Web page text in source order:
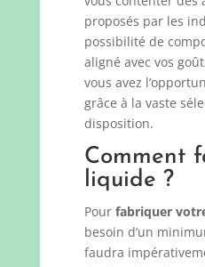
proposés par les
possibilité de
aligné avec vos
vous avez
grâce à la vaste
disposition.
Comment
liquide ?
Pour fabriquer
besoin d’un
faudra